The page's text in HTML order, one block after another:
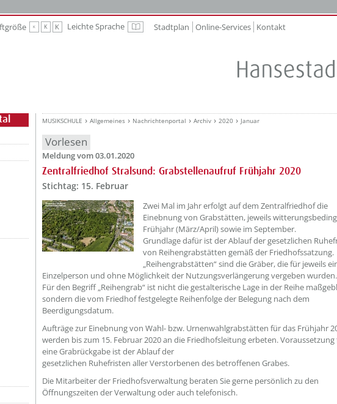
K K K Leichte Sprache Leichte Sprache
Stadtplan Online-Services Kontakt
MUSIKSCHULE Allgemeines Nachrichtenportal Archiv 2020 Januar
Vorlesen
Meldung vom 03.01.2020
Zentralfriedhof Stralsund: Grabstellenaufruf Frühjahr 2020
Stichtag: 15. Februar
Zwei Mal im Jahr erfolgt auf dem Zentralfriedhof die
Einebnung von Grabstätten, jeweils
Frühjahr (März/April) sowie im September.
Grundlage dafür ist der Ablauf der gesetzlichen
von Reihengrabstätten gemäß der Friedhofssatzung.
„Reihengrabstätten“ sind die Gräber, die für jeweils
Einzelperson und ohne Möglichkeit der Nutzungsverlängerung vergeben wurden.
Für den Begriff „Reihengrab“ ist nicht die gestalterische Lage in der Reihe
sondern die vom Friedhof festgelegte Reihenfolge der Belegung nach dem
Beerdigungsdatum.
Aufträge zur Einebnung von Wahl- bzw. Urnenwahlgrabstätten für das Frühjahr
werden bis zum 15. Februar 2020 an die Friedhofsleitung erbeten. Voraussetzung
eine Grabrückgabe ist der Ablauf der
gesetzlichen Ruhefristen aller Verstorbenen des betroffenen Grabes.
Die Mitarbeiter der Friedhofsverwaltung beraten Sie gerne persönlich zu den
Öffnungszeiten der Verwaltung oder auch telefonisch.